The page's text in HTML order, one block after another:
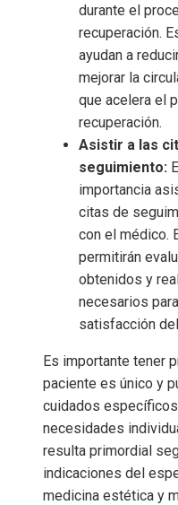
durante el
recuperación.
ayudan a
mejorar la
que acelera el
recuperación.
Asistir a las
seguimiento:
importancia
citas de
con el médico.
permitirán
obtenidos y
necesarios
satisfacción
Es importante tener
paciente es único y
cuidados
necesidades
resulta primordial
indicaciones del
medicina estética y